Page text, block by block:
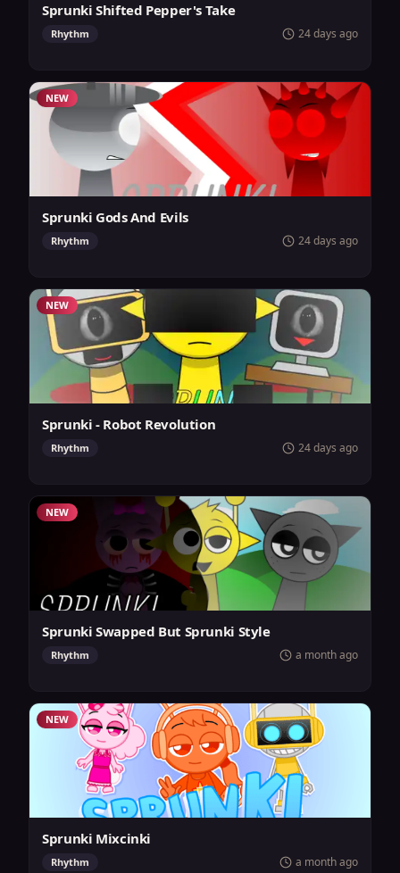
Sprunki Shifted Pepper's Take
Rhythm 24 days ago
NEW
Sprunki Gods And Evils
Rhythm 24 days ago
NEW
Sprunki - Robot Revolution
Rhythm 24 days ago
NEW
Sprunki Swapped But Sprunki Style
Rhythm a month ago
NEW
Sprunki Mixcinki
Rhythm a month ago